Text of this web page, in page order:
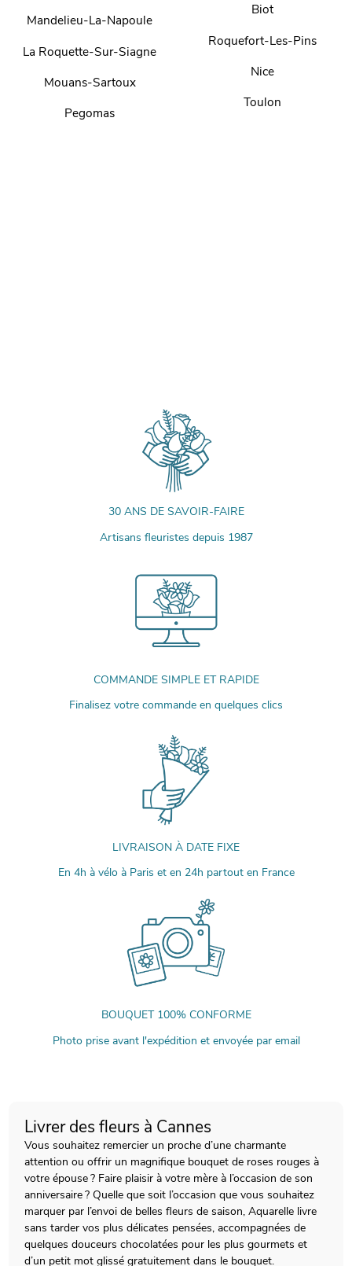
Mandelieu-La-Napoule
La Roquette-Sur-Siagne
Mouans-Sartoux
Pegomas
Biot
Roquefort-Les-Pins
Nice
Toulon
30 ANS DE SAVOIR-FAIRE
Artisans fleuristes depuis 1987
COMMANDE SIMPLE ET RAPIDE
Finalisez votre commande en quelques clics
LIVRAISON À DATE FIXE
En 4h à vélo à Paris et en 24h partout en France
BOUQUET 100% CONFORME
Photo prise avant l'expédition et envoyée par email
Livrer des fleurs à Cannes
Vous souhaitez remercier un proche d’une charmante
attention ou offrir un magnifique bouquet de roses rouges à
votre épouse ? Faire plaisir à votre mère à l’occasion de son
anniversaire? Quelle que soit l’occasion que vous souhaitez
marquer par l’envoi de belles fleurs de saison, Aquarelle livre
sans tarder vos plus délicates pensées, accompagnées de
quelques douceurs chocolatées pour les plus gourmets et
d’un petit mot glissé gratuitement dans le bouquet.